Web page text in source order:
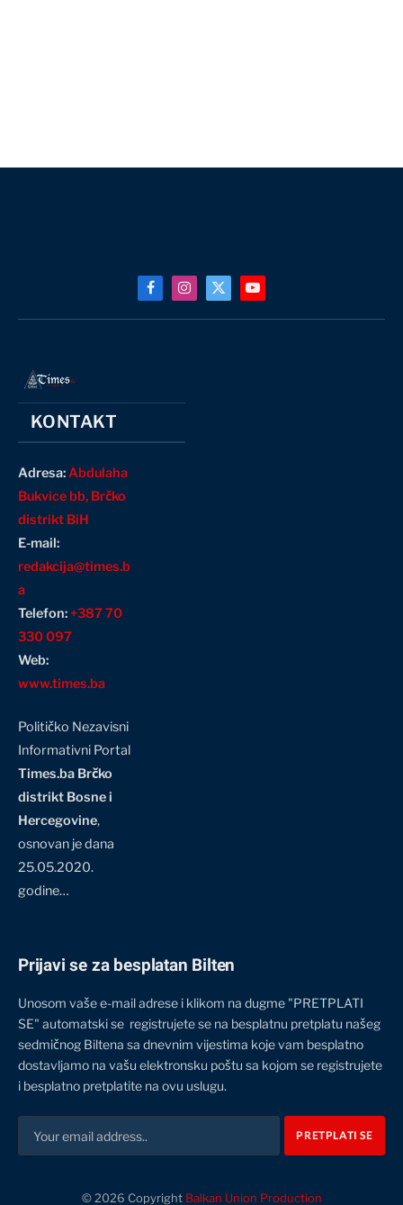
FacebookInstagram
X
YouTube
KONTAKT
Adresa:Abdulaha
Bukvice bb, Brčko
distrikt BiH
E-mail:
redakcija@times.b
a
Telefon:+387 70
330 097
Web:
www.times.ba
Političko Nezavisni
Informativni Portal
Times.ba Brčko
distrikt Bosne i
Hercegovine,
osnovan je dana
25.05.2020.
godine…
Prijavi se za besplatan Bilten
Unosom vaše e-mail adrese i klikom na dugme "PRETPLATI
SE" automatski se registrujete se na besplatnu pretplatu našeg
sedmičnog Biltena sa dnevnim vijestima koje vam besplatno
dostavljamo na vašu elektronsku poštu sa kojom se registrujete
i besplatno pretplatite na ovu uslugu.
© 2026 Copyright Balkan Union Production